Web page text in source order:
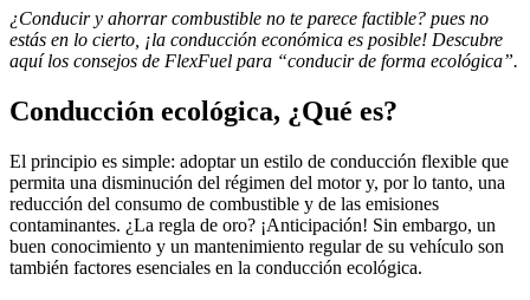
¿Conducir y ahorrar combustible no te parece factible? pues no
estás en lo cierto, ¡la conducción económica es posible! Descubre
aquí los consejos de FlexFuel para “conducir de forma ecológica”.
Conducción ecológica, ¿Qué es?
El principio es simple: adoptar un estilo de conducción flexible que
permita una disminución del régimen del motor y, por lo tanto, una
reducción del consumo de combustible y de las emisiones
contaminantes. ¿La regla de oro? ¡Anticipación! Sin embargo, un
buen conocimiento y un mantenimiento regular de su vehículo son
también factores esenciales en la conducción ecológica.